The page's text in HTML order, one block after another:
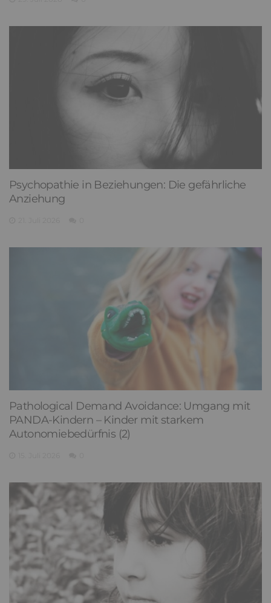
Psychopathie in Beziehungen: Die gefährliche
Anziehung
Pathological Demand Avoidance: Umgang mit
PANDA-Kindern – Kinder mit starkem
Autonomiebedürfnis (2)